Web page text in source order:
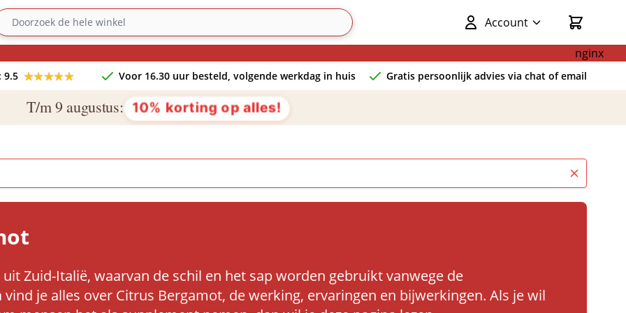
Account
Cart
nginx
9.5 ★★★★★
★★★★★ Voor 16.30 uur besteld, volgende werkdag in huis Gratis persoonlijk advies via chat of email
T/m 9 augustus: 10% korting op alles!
Zuid-Italië, waarvan de schil en het sap worden gebruikt vanwege de
je alles over Citrus Bergamot, de werking, ervaringen en bijwerkingen. Als je wil